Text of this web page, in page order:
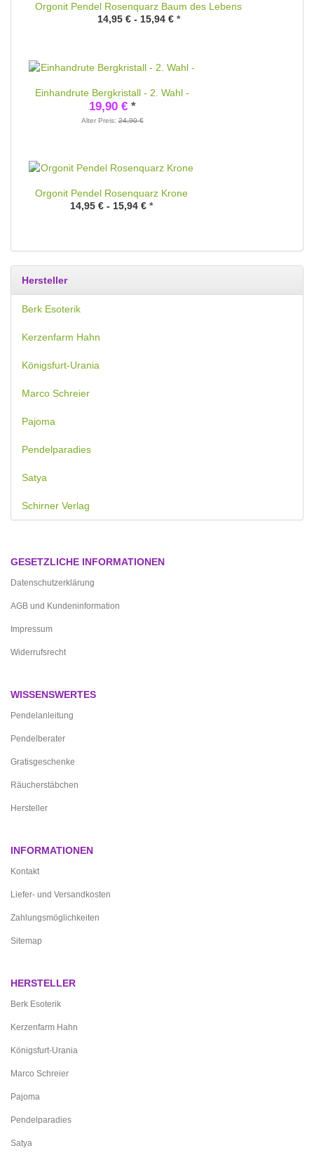
Orgonit Pendel Rosenquarz Baum des Lebens
14,95 € - 15,94 € *
Einhandrute Bergkristall - 2. Wahl -
19,90 € *
Alter Preis:24,90 €
Orgonit Pendel Rosenquarz Krone
14,95 € - 15,94 € *
Hersteller
Berk Esoterik
Kerzenfarm Hahn
Königsfurt-Urania
Marco Schreier
Pajoma
Pendelparadies
Satya
Schirner Verlag
GESETZLICHE INFORMATIONEN
Datenschutzerklärung
AGB und Kundeninformation
Impressum
Widerrufsrecht
WISSENSWERTES
Pendelanleitung
Pendelberater
Gratisgeschenke
Räucherstäbchen
Hersteller
INFORMATIONEN
Kontakt
Liefer- und Versandkosten
Zahlungsmöglichkeiten
Sitemap
HERSTELLER
Berk Esoterik
Kerzenfarm Hahn
Königsfurt-Urania
Marco Schreier
Pajoma
Pendelparadies
Satya